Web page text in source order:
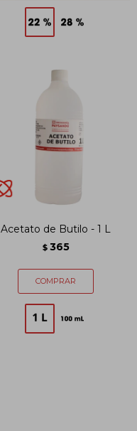
Acetato de Butilo - 1 L
$ 365